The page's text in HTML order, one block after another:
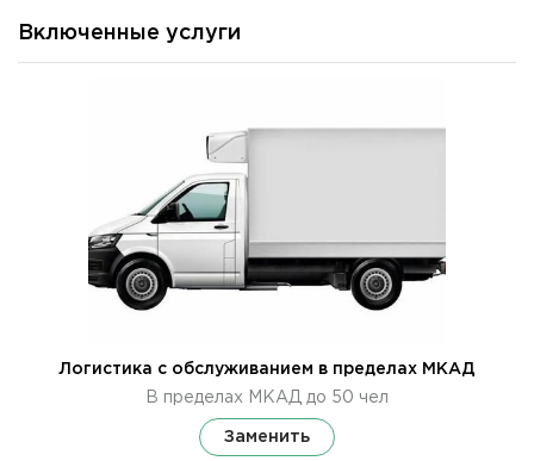
Включенные услуги
Логистика с обслуживанием в пределах МКАД
В пределах МКАД до 50 чел
Заменить